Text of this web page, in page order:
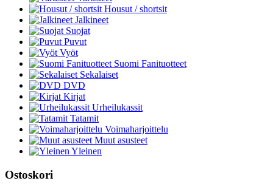
Housut / shortsit
Jalkineet
Suojat
Puvut
Vyöt
Suomi Fanituotteet
Sekalaiset
DVD
Kirjat
Urheilukassit
Tatamit
Voimaharjoittelu
Muut asusteet
Yleinen
Ostoskori